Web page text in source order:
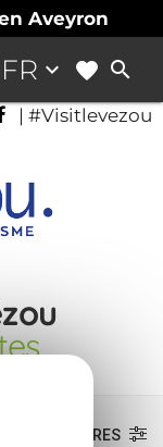
Aveyron
FR keyboard_arrow_down search
| #Visitlevezou
FILTRES